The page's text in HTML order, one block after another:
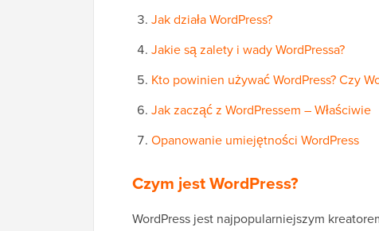
Jak działa WordPress?
Jakie są zalety i wady WordPressa?
Kto powinien używać WordPress? Czy
Jak zacząć z WordPressem – Właściwie
Opanowanie umiejętności WordPress
Czym jest WordPress?
WordPress jest najpopularniejszym